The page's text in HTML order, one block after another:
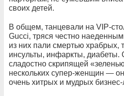
своих детей.
В общем, танцевали на VIP-
Gucci, тряся честно
из них пали смертью храбрых,
инсульты, инфаркты, диабеты.
сладостно скрипящей
нескольких супер-женщин —
очень хитрых и мудрых